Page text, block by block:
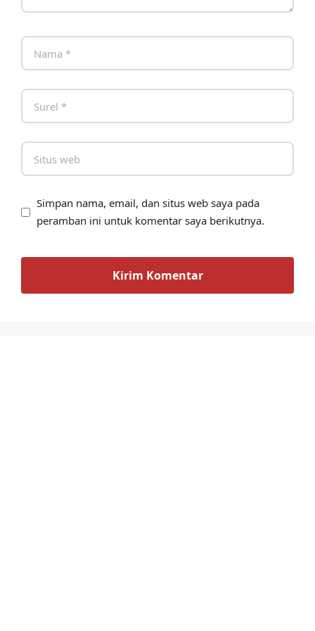
Simpan nama, email, dan situs web saya pada
peramban ini untuk komentar saya berikutnya.